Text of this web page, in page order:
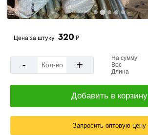
Цена за штуку 320 ₽
- +
На сумму
Вес
Длина
Добавить в корзину
Запросить оптовую цену